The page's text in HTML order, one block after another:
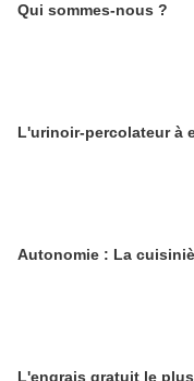
Qui sommes-nous ?
L'urinoir-percolateur à
Autonomie : La
L'engrais gratuit le